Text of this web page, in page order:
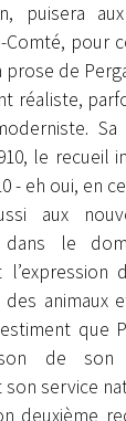
puisera
Comté, pour
de
réaliste,
le recueil
- eh oui, en
aux
le
des animaux
que
de son
service
deuxième